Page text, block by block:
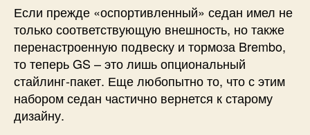
Если прежде «оспортивленный» седан имел не
только соответствующую внешность, но также
перенастроенную подвеску и тормоза Brembo,
то теперь GS – это лишь опциональный
стайлинг-пакет. Еще любопытно то, что с этим
набором седан частично вернется к старому
дизайну.